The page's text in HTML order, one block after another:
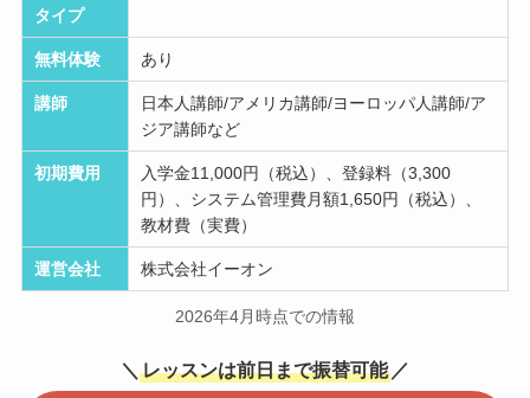
タイプ
無料体験 あり
講師
日本人講師/アメリカ講師/ヨーロッパ人講師/ア
ジア講師など
初期費用
入学金11,000円（税込）、登録料（3,300
円）、システム管理費月額1,650円（税込）、
教材費（実費）
運営会社 株式会社イーオン
2026年4月時点での情報
＼ レッスンは前日まで振替可能 ／